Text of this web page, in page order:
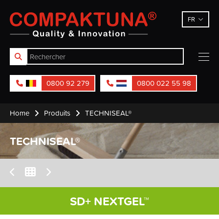
Compaktuna FR
0800 92 279 0800 022 55 98
Home Produits TECHNISEAL®
TECHNISEAL®
SD+ NEXTGEL™